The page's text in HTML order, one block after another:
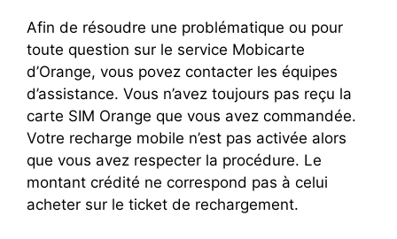
Afin de résoudre une problématique ou pour
toute question sur le service Mobicarte
d’Orange, vous povez contacter les équipes
d’assistance. Vous n’avez toujours pas reçu la
carte SIM Orange que vous avez commandée.
Votre recharge mobile n’est pas activée alors
que vous avez respecter la procédure. Le
montant crédité ne correspond pas à celui
acheter sur le ticket de rechargement.